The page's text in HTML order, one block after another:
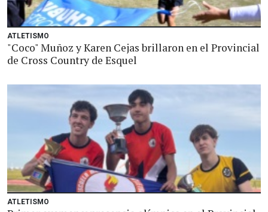
ATLETISMO
"Coco" Muñoz y Karen Cejas brillaron en el Provincial
de Cross Country de Esquel
ATLETISMO